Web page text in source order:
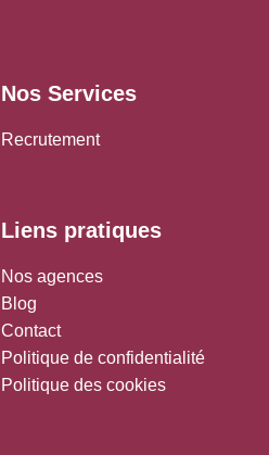
Nos Services
Recrutement
Liens pratiques
Nos agences
Blog
Contact
Politique de confidentialité
Politique des cookies